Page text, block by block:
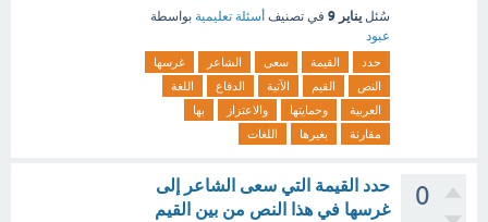
سُئل يناير 9 في تصنيف أسئلة تعليمية بواسطة
عبود
حدد القيمة سعى الشاعر
غرسها
النص
القيم الآتية الدفاع
اللغة
العربية
وحمايتها والاعتزاز
بها
مقارنة
بغيرها اللغات
0
حدد القيمة التي سعى الشاعر إلى
غرسها في هذا النص من بين القيم